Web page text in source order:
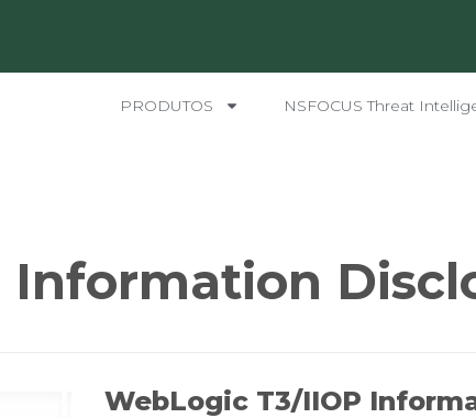
PRODUTOS NSFOCUS Threat
Information
WebLogic T3/IIOP